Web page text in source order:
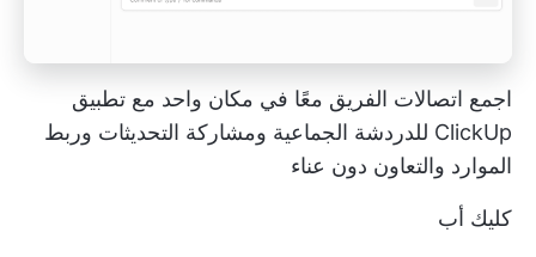
اجمع اتصالات الفريق معًا في مكان واحد مع تطبيق
ClickUp للدردشة الجماعية ومشاركة التحديثات وربط
الموارد والتعاون دون عناء
كليك أب